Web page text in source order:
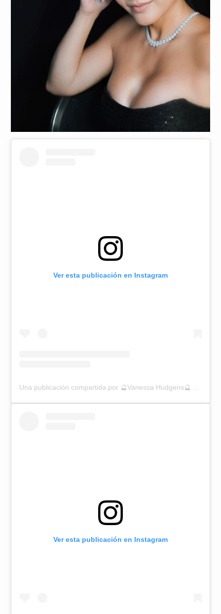
Ver esta publicación en Instagram
Ver esta publicación en Instagram